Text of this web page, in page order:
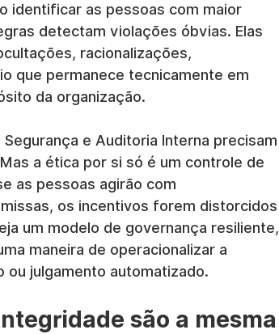
identificar as pessoas com maior
detectam violações óbvias. Elas
racionalizações,
que permanece tecnicamente em
da organização.
e Auditoria Interna precisam
a ética por si só é um controle de
as pessoas agirão com
os incentivos forem distorcidos
um modelo de governança resiliente,
maneira de operacionalizar a
julgamento automatizado.
são a mesma